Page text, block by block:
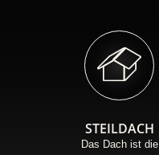
STEILDACH
Das Dach ist die